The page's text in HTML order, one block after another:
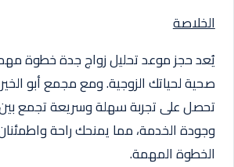
الخلاصة
يُعد حجز موعد تحليل زواج جدة خطوة
صحية لحياتك الزوجية. ومع مجمع أبو
تحصل على تجربة سهلة وسريعة تجمع بين
وجودة الخدمة، مما يمنحك راحة
الخطوة المهمة.